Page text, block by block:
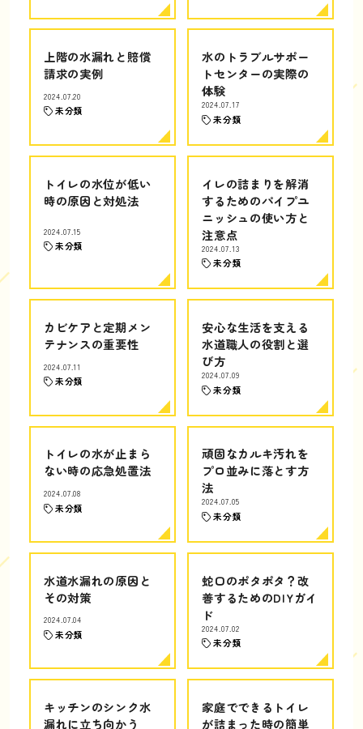
上階の水漏れと賠償
請求の実例
2024.07.20
未分類
水のトラブルサポー
トセンターの実際の
体験
2024.07.17
未分類
トイレの水位が低い
時の原因と対処法
2024.07.15
未分類
イレの詰まりを解消
するためのパイプユ
ニッシュの使い方と
注意点
2024.07.13
未分類
カビケアと定期メン
テナンスの重要性
2024.07.11
未分類
安心な生活を支える
水道職人の役割と選
び方
2024.07.09
未分類
トイレの水が止まら
ない時の応急処置法
2024.07.08
未分類
頑固なカルキ汚れを
プロ並みに落とす方
法
2024.07.05
未分類
水道水漏れの原因と
その対策
2024.07.04
未分類
蛇口のポタポタ？改
善するためのDIYガイ
ド
2024.07.02
未分類
キッチンのシンク水
漏れに立ち向かう
家庭でできるトイレ
が詰まった時の簡単